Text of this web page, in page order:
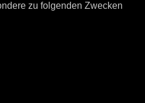
zu folgenden Zwecken